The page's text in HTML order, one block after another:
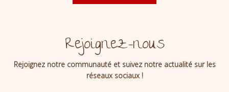
Rejoignez-nous
Rejoignez notre communauté et suivez notre actualité sur les
réseaux sociaux !